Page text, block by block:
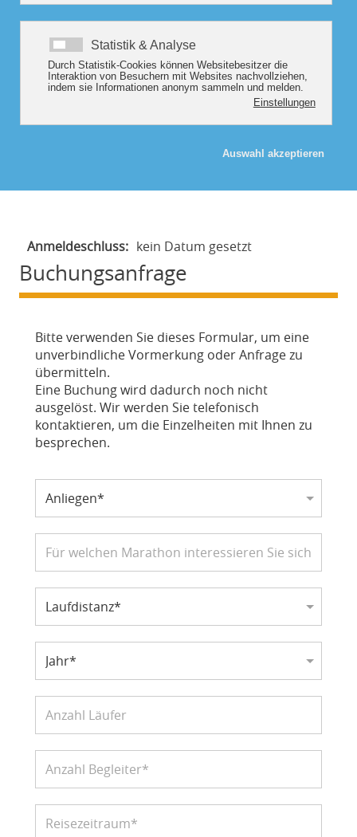
hier Beitrag berechnen
enthaltene Leistungen
Anmeldeschluss: kein Datum gesetzt
Buchungsanfrage
Bitte verwenden Sie dieses Formular, um eine
unverbindliche Vormerkung oder Anfrage zu
übermitteln.
Eine Buchung wird dadurch noch nicht
ausgelöst. Wir werden Sie telefonisch
kontaktieren, um die Einzelheiten mit Ihnen zu
besprechen.